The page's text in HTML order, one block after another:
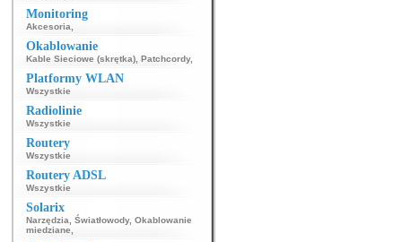
Monitoring
Akcesoria
Okablowanie
Kable Sieciowe (skrętka) Patchcordy,
Platformy WLAN
Wszystkie
Radiolinie
Wszystkie
Routery
Wszystkie
Routery ADSL
Wszystkie
Solarix
Narzędzia Światłowody, Okablowanie
miedziane